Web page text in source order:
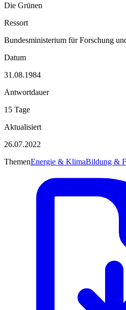
Die Grünen
Ressort
Bundesministerium für Forschung
Datum
31.08.1984
Antwortdauer
15 Tage
Aktualisiert
26.07.2022
ThemenEnergie & KlimaBildung &